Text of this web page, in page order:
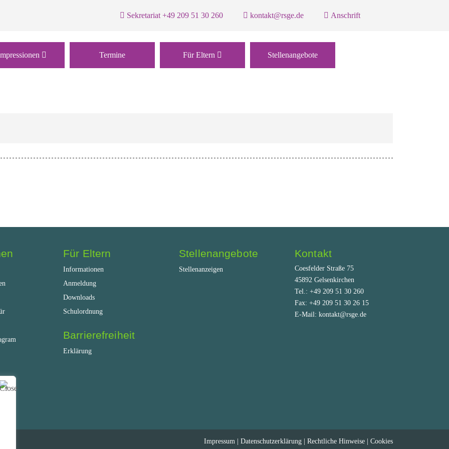
Sekretariat +49 209 51 30 260 kontakt@rsge.de Anschrift
Termine Für Eltern Stellenangebote
Für Eltern
Informationen
Anmeldung
Downloads
Schulordnung
Barrierefreiheit
Erklärung
Stellenangebote
Stellenanzeigen
Kontakt
Coesfelder Straße 75
45892 Gelsenkirchen
Tel.: +49 209 51 30 260
Fax: +49 209 51 30 26 15
E-Mail: kontakt@rsge.de
Impressum Datenschutzerklärung Rechtliche Hinweise Cookies